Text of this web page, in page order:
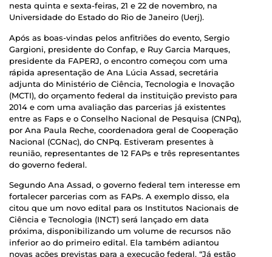
nesta quinta e sexta-feiras, 21 e 22 de novembro, na
Universidade do Estado do Rio de Janeiro (Uerj).
Após as boas-vindas pelos anfitriões do evento, Sergio
Gargioni, presidente do Confap, e Ruy Garcia Marques,
presidente da FAPERJ, o encontro começou com uma
rápida apresentação de Ana Lúcia Assad, secretária
adjunta do Ministério de Ciência, Tecnologia e Inovação
(MCTI), do orçamento federal da instituição previsto para
2014 e com uma avaliação das parcerias já existentes
entre as Faps e o Conselho Nacional de Pesquisa (CNPq),
por Ana Paula Reche, coordenadora geral de Cooperação
Nacional (CGNac), do CNPq. Estiveram presentes à
reunião, representantes de 12 FAPs e três representantes
do governo federal.
Segundo Ana Assad, o governo federal tem interesse em
fortalecer parcerias com as FAPs. A exemplo disso, ela
citou que um novo edital para os Institutos Nacionais de
Ciência e Tecnologia (INCT) será lançado em data
próxima, disponibilizando um volume de recursos não
inferior ao do primeiro edital. Ela também adiantou
novas ações previstas para a execução federal. “Já estão